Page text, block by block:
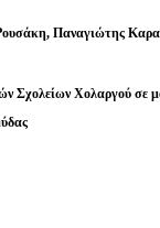
Παναγιώτης
Σχολείων Χολαργού σε